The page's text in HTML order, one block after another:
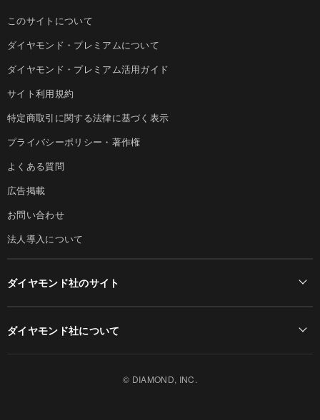
このサイトについて
ダイヤモンド・プレミアムについて
ダイヤモンド・プレミアム活用ガイド
サイト利用規約
特定商取引に関する法律に基づく表示
プライバシーポリシー・著作権
よくある質問
広告掲載
お問い合わせ
法人導入について
ダイヤモンド社のサイト
ダイヤモンド社について
© DIAMOND, INC.